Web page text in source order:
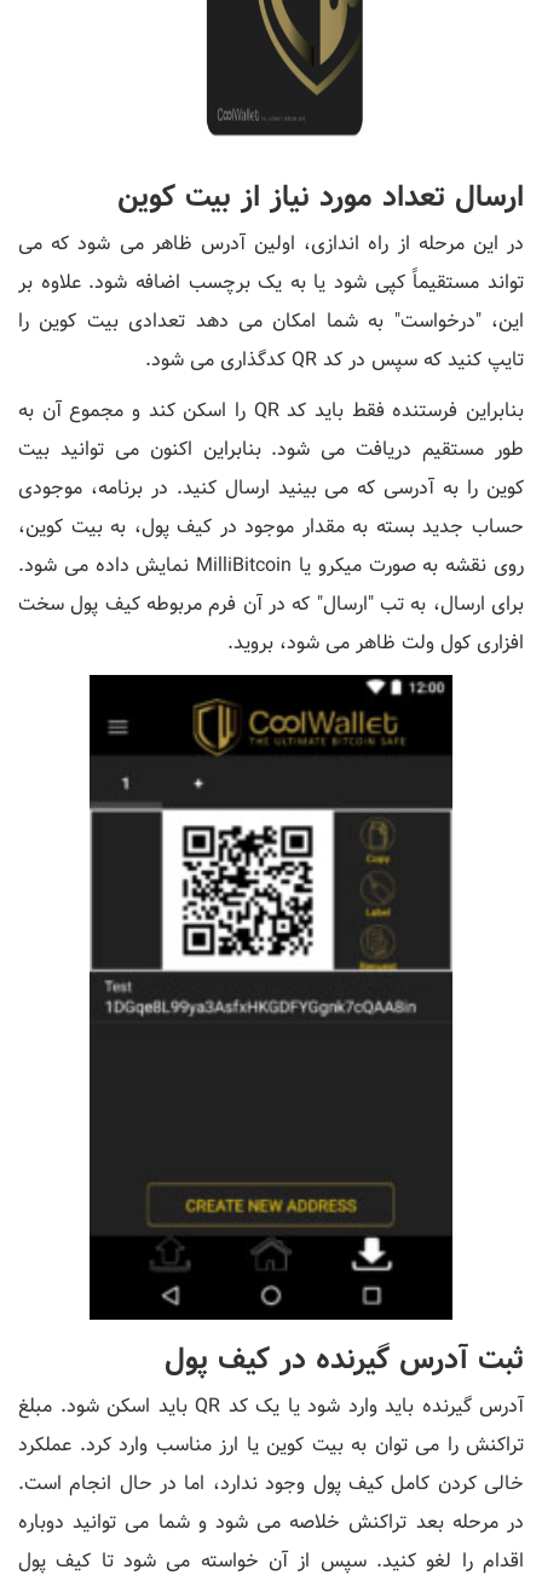
ارسال تعداد مورد نیاز از بیت کوین
در این مرحله از راه اندازی، اولین آدرس ظاهر می شود که می
تواند مستقیماً کپی شود یا به یک برچسب اضافه شود. علاوه بر
این، "درخواست" به شما امکان می دهد تعدادی بیت کوین را
تایپ کنید که سپس در کد QR کدگذاری می شود.
بنابراین فرستنده فقط باید کد QR را اسکن کند و مجموع آن به
طور مستقیم دریافت می شود. بنابراین اکنون می توانید بیت
کوین را به آدرسی که می بینید ارسال کنید. در برنامه، موجودی
حساب جدید بسته به مقدار موجود در کیف پول، به بیت کوین،
روی نقشه به صورت میکرو یا MilliBitcoin نمایش داده می شود.
برای ارسال، به تب "ارسال" که در آن فرم مربوطه کیف پول سخت
افزاری کول ولت ظاهر می شود، بروید.
ثبت آدرس گیرنده در کیف پول
آدرس گیرنده باید وارد شود یا یک کد QR باید اسکن شود. مبلغ
تراکنش را می توان به بیت کوین یا ارز مناسب وارد کرد. عملکرد
خالی کردن کامل کیف پول وجود ندارد، اما در حال انجام است.
در مرحله بعد تراکنش خلاصه می شود و شما می توانید دوباره
اقدام را لغو کنید. سپس از آن خواسته می شود تا کیف پول